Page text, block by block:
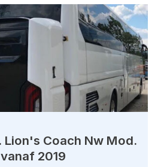
Lion's Coach Nw Mod.
vanaf 2019